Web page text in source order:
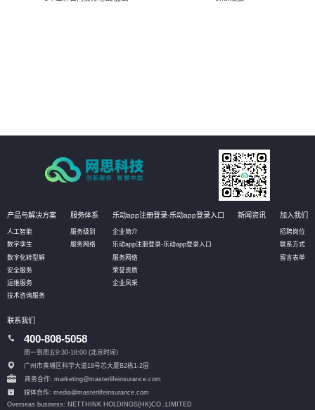
产品与解决方案
人工智能
数字孪生
数字化转型解
安全服务
运维服务
技术咨询服务
服务体系
服务级别
服务网络
乐动app注册登录-乐动app登录入口
企业简介
乐动app注册登录-乐动app登录入口
服务网络
荣誉资质
企业风采
新闻资讯 加入我们
招聘岗位
联系方式
留言表单
联系我们
400-808-5058
周一到周五9:30-18:00 (北京时间）
广州市黄埔区科学大道18号芯大厦B2栋1-2层
商务合作: marketing@masterlifeinsurance.com
媒体合作: media@masterlifeinsurance.com
Overseas business: NETTHINK HOLDINGS(HK)CO.,LIMITED